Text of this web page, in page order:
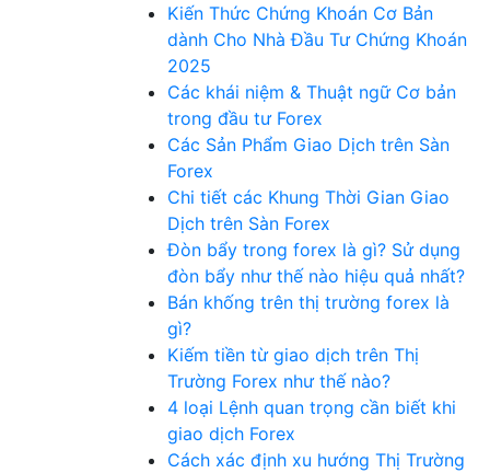
Kiến Thức Chứng Khoán Cơ Bản
dành Cho Nhà Đầu Tư Chứng Khoán
2025
Các khái niệm & Thuật ngữ Cơ bản
trong đầu tư Forex
Các Sản Phẩm Giao Dịch trên Sàn
Forex
Chi tiết các Khung Thời Gian Giao
Dịch trên Sàn Forex
Đòn bẩy trong forex là gì? Sử dụng
đòn bẩy như thế nào hiệu quả nhất?
Bán khống trên thị trường forex là
gì?
Kiếm tiền từ giao dịch trên Thị
Trường Forex như thế nào?
4 loại Lệnh quan trọng cần biết khi
giao dịch Forex
Cách xác định xu hướng Thị Trường